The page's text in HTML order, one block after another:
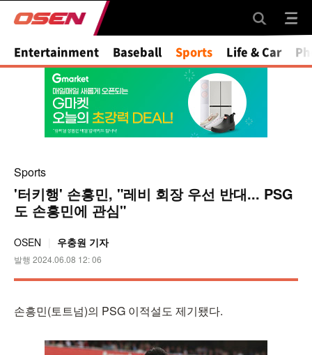
Mute
Entertainment Baseball Sports Life & Car
Sports
'터키행' 손흥민, "레비 회장 우선 반대... PSG
도 손흥민에 관심"
OSEN 우충원 기자
발행 2024.06.08 12: 06
손흥민(토트넘)의 PSG 이적설도 제기됐다.